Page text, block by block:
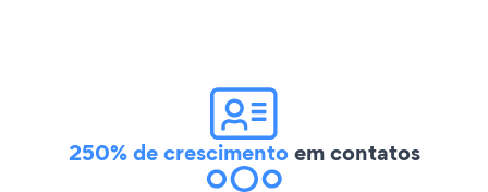
250% de crescimentoem contatos